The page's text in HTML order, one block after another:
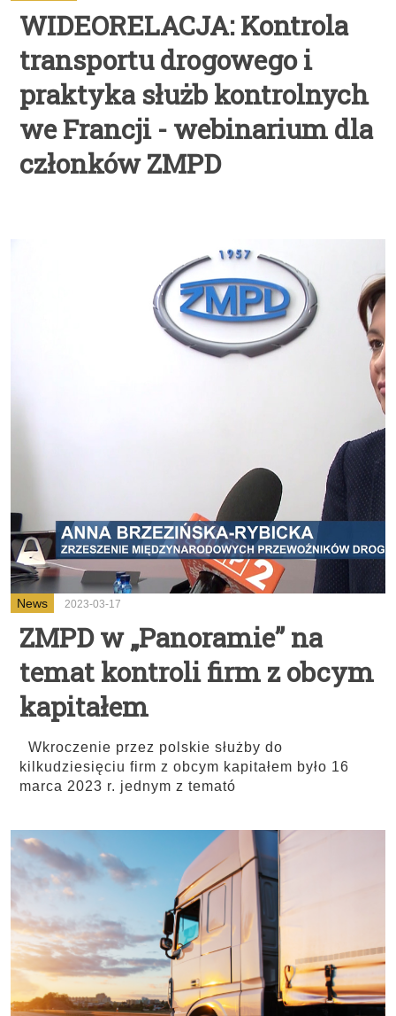
WIDEORELACJA: Kontrola
transportu drogowego i
praktyka służb kontrolnych
we Francji - webinarium dla
członków ZMPD
News 2023-03-17
ZMPD w „Panoramie” na
temat kontroli firm z obcym
kapitałem
Wkroczenie przez polskie służby do
kilkudziesięciu firm z obcym kapitałem było 16
marca 2023 r. jednym z temató